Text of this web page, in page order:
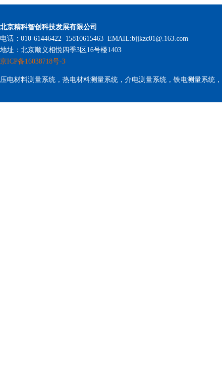
北京精科智创科技发展有限公司
电话：010-61446422 15810615463 EMAIL:bjjkzc01@.163.com
地址：北京顺义相悦四季3区16号楼1403
京ICP备16038718号-3
压电材料测量系统，热电材料测量系统，介电测量系统，铁电测量系统